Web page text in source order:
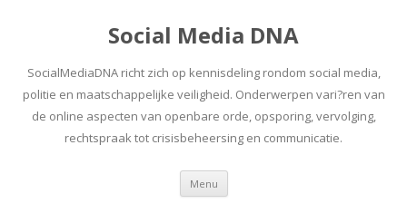
Social Media DNA
SocialMediaDNA richt zich op kennisdeling rondom social media,
politie en maatschappelijke veiligheid. Onderwerpen vari?ren van
de online aspecten van openbare orde, opsporing, vervolging,
rechtspraak tot crisisbeheersing en communicatie.
Menu Spring
inhoud